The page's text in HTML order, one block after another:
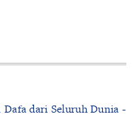
dari Seluruh Dunia -